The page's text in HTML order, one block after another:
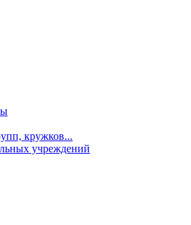
кружков...
учреждений